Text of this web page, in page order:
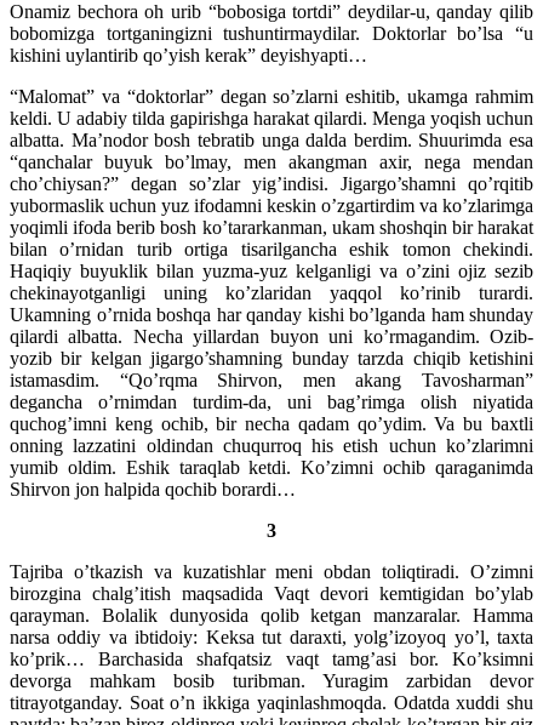
Onamiz bechora oh urib “bobosiga tortdi” deydilar-u, qanday qilib
bobomizga tortganingizni tushuntirmaydilar. Doktorlar bo’lsa “u
kishini uylantirib qo’yish kerak” deyishyapti…
“Malomat” va “doktorlar” degan so’zlarni eshitib, ukamga rahmim
keldi. U adabiy tilda gapirishga harakat qilardi. Menga yoqish uchun
albatta. Ma’nodor bosh tebratib unga dalda berdim. Shuurimda esa
“qanchalar buyuk bo’lmay, men akangman axir, nega mendan
cho’chiysan?” degan so’zlar yig’indisi. Jigargo’shamni qo’rqitib
yubormaslik uchun yuz ifodamni keskin o’zgartirdim va ko’zlarimga
yoqimli ifoda berib bosh ko’tararkanman, ukam shoshqin bir harakat
bilan o’rnidan turib ortiga tisarilgancha eshik tomon chekindi.
Haqiqiy buyuklik bilan yuzma-yuz kelganligi va o’zini ojiz sezib
chekinayotganligi uning ko’zlaridan yaqqol ko’rinib turardi.
Ukamning o’rnida boshqa har qanday kishi bo’lganda ham shunday
qilardi albatta. Necha yillardan buyon uni ko’rmagandim. Ozib-
yozib bir kelgan jigargo’shamning bunday tarzda chiqib ketishini
istamasdim. “Qo’rqma Shirvon, men akang Tavosharman”
degancha o’rnimdan turdim-da, uni bag’rimga olish niyatida
quchog’imni keng ochib, bir necha qadam qo’ydim. Va bu baxtli
onning lazzatini oldindan chuqurroq his etish uchun ko’zlarimni
yumib oldim. Eshik taraqlab ketdi. Ko’zimni ochib qaraganimda
Shirvon jon halpida qochib borardi…
3
Tajriba o’tkazish va kuzatishlar meni obdan toliqtiradi. O’zimni
birozgina chalg’itish maqsadida Vaqt devori kemtigidan bo’ylab
qarayman. Bolalik dunyosida qolib ketgan manzaralar. Hamma
narsa oddiy va ibtidoiy: Keksa tut daraxti, yolg’izoyoq yo’l, taxta
ko’prik… Barchasida shafqatsiz vaqt tamg’asi bor. Ko’ksimni
devorga mahkam bosib turibman. Yuragim zarbidan devor
titrayotganday. Soat o’n ikkiga yaqinlashmoqda. Odatda xuddi shu